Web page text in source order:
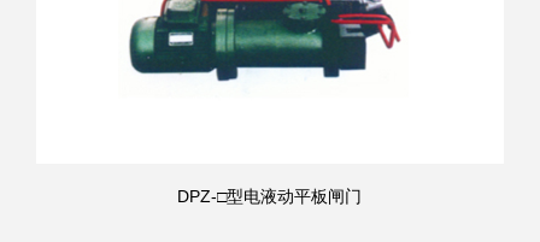
DPZ-□型电液动平板闸门